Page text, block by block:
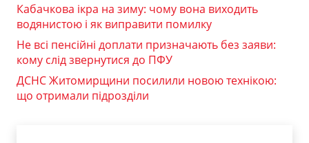
Кабачкова ікра на зиму: чому вона виходить
водянистою і як виправити помилку
Не всі пенсійні доплати призначають без заяви:
кому слід звернутися до ПФУ
ДСНС Житомирщини посилили новою технікою:
що отримали підрозділи